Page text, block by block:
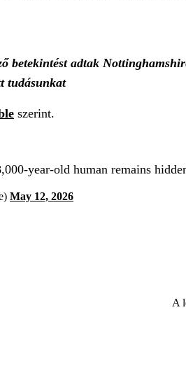
betekintést adtak
tudásunkat
szerint.
year-old human remains
May 12, 2026
A